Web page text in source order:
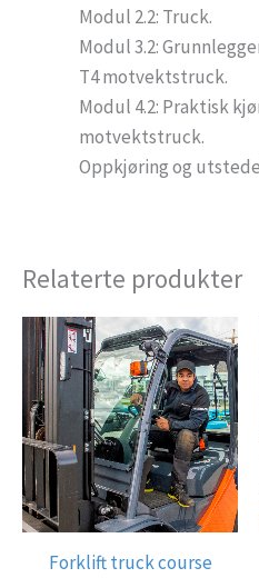
Modul 2.2: Truck.
Modul 3.2:
T4 motvektstruck.
Modul 4.2: Praktisk
motvektstruck.
Oppkjøring og
Relaterte produkter
Forklift truck course